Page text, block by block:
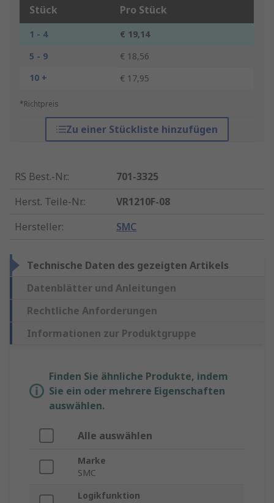
Stück Pro Stück
1 - 4
€ 19,14
5 - 9
€ 18,56
10 +
€ 17,95
*Richtpreis
Zu einer Stückliste hinzufügen
RS Best.-Nr.:
701-3325
Herst. Teile-Nr.:
VR1210F-08
Hersteller: SMC
Technische Daten des gezeigten Artikels
Datenblätter und Anleitungen
Rechtliche Anforderungen
Informationen zur Produktgruppe
Finden Sie ähnliche Produkte, indem
Sie ein oder mehrere Eigenschaften
auswählen.
Alle auswählen
Marke
SMC
Logikfunktion